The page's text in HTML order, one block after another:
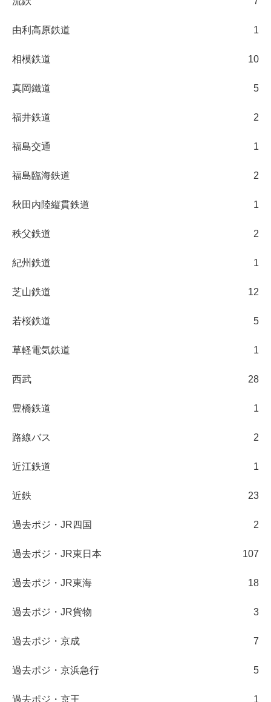
由利高原鉄道 1
相模鉄道 10
真岡鐵道 5
福井鉄道 2
福島交通 1
福島臨海鉄道 2
秋田内陸縦貫鉄道 1
秩父鉄道 2
紀州鉄道 1
芝山鉄道 12
若桜鉄道 5
草軽電気鉄道 1
西武 28
豊橋鉄道 1
路線バス 2
近江鉄道 1
近鉄 23
過去ポジ・JR四国 2
過去ポジ・JR東日本 107
過去ポジ・JR東海 18
過去ポジ・JR貨物 3
過去ポジ・京成 7
過去ポジ・京浜急行 5
過去ポジ・京王 1